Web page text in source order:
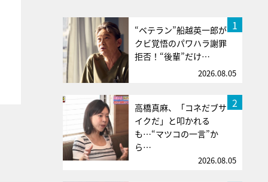
1
“ベテラン”船越英一郎が
クビ覚悟のパワハラ謝罪
拒否！“後輩”だけ…
2026.08.05
2
高橋真麻、「コネだブサ
イクだ」と叩かれる
も…“マツコの一言”か
ら…
2026.08.05